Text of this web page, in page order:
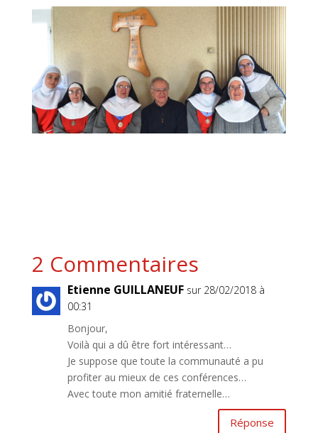
2 Commentaires
Etienne GUILLANEUF sur 28/02/2018 à
00:31
Bonjour,
Voilà qui a dû être fort intéressant…
Je suppose que toute la communauté a pu
profiter au mieux de ces conférences…
Avec toute mon amitié fraternelle…
Réponse